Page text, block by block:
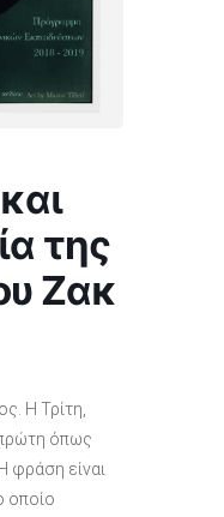
της
Ζακ
Η Τρίτη,
πρώτη όπως
φράση είναι
οποίο